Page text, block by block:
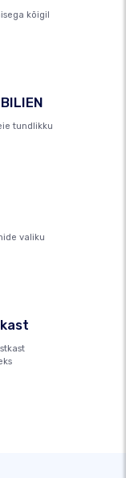
kõigil
tundlikku
valiku